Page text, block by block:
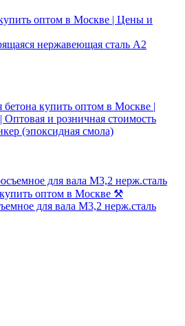
нержавеющая сталь A2
(эпоксидная смола)
для вала M3,2 нерж.сталь